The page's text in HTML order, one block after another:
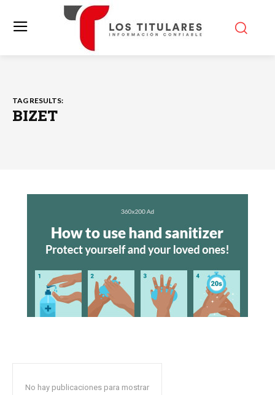
TAG RESULTS:
BIZET
No hay publicaciones para mostrar